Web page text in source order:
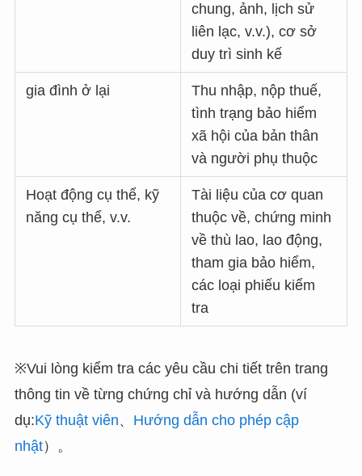
chung, ảnh, lịch sử
liên lạc, v.v.), cơ sở
duy trì sinh kế
gia đình ở lại
Thu nhập, nộp thuế,
tình trạng bảo hiểm
xã hội của bản thân
và người phụ thuộc
Hoạt động cụ thể, kỹ
năng cụ thể, v.v.
Tài liệu của cơ quan
thuộc về, chứng minh
về thù lao, lao động,
tham gia bảo hiểm,
các loại phiếu kiểm
tra
※Vui lòng kiểm tra các yêu cầu chi tiết trên trang
thông tin về từng chứng chỉ và hướng dẫn (ví
dụ:Kỹ thuật viên、 Hướng dẫn cho phép cập
nhật）。